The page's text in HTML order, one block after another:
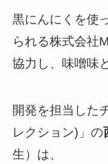
黒にんにくを使
られる株式会社
協力し、味噌味
開発を担当した
レクション)」の
生）は、